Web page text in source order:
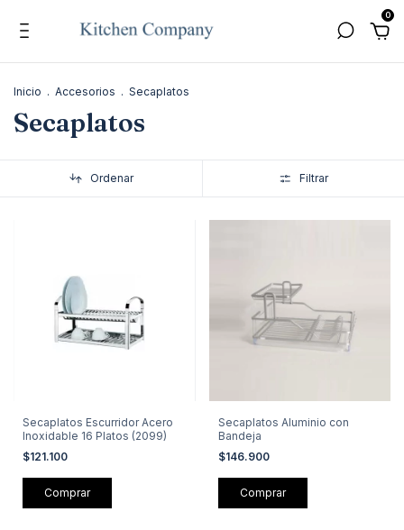
0
Inicio . Accesorios . Secaplatos
Secaplatos
Ordenar Filtrar
Secaplatos Escurridor Acero
Inoxidable 16 Platos (2099)
$121.100
Secaplatos Aluminio con
Bandeja
$146.900